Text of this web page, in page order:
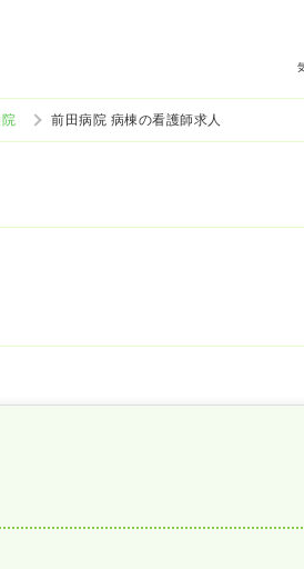
前田病院 病棟の看護師求人